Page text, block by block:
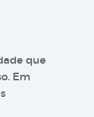
que
Em